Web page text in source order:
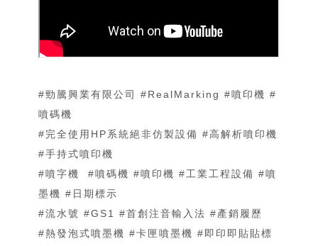
#勁騰興業有限公司​​​ #RealMarking​​​ #噴印機 #
噴碼機
#完全使用HP系統絕非仿製設備 #高解析噴印機​​​
#手持式噴印機
#噴字機​​​ ​​​ #噴碼機​​​ #噴印機​​​ #工業工程設備​​​ #噴
墨機​​​ #日期標示​​​
#流水號​​​ #GS1​​​ #首創注音輸入法​​​ #產銷履歷​​​
#熱發泡式噴墨機 ​​​#卡匣噴墨機​​​ #即印即貼貼標